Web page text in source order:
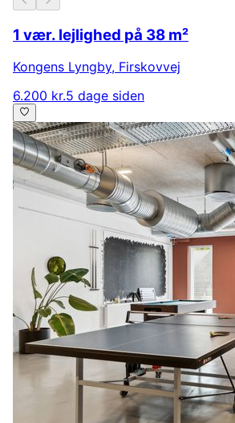
1 vær. lejlighed på 38 m²
Kongens Lyngby, Firskovvej
6.200 kr.5 dage siden